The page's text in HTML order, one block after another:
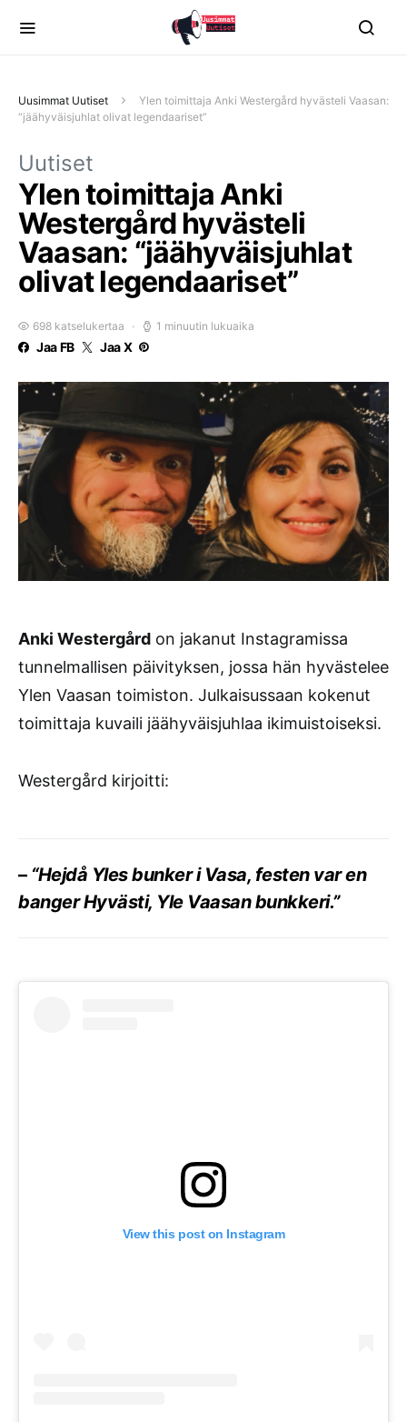
Uusimmat Uutiset
Ylen toimittaja Anki Westergård hyvästeli Vaasan:
“jäähyväisjuhlat olivat legendaariset”
Uutiset
Ylen toimittaja Anki
Westergård hyvästeli
Vaasan: “jäähyväisjuhlat
olivat legendaariset”
698 katselukertaa 1 minuutin lukuaika
Jaa FB Jaa X
Anki Westergård on jakanut Instagramissa
tunnelmallisen päivityksen, jossa hän hyvästelee
Ylen Vaasan toimiston. Julkaisussaan kokenut
toimittaja kuvaili jäähyväisjuhlaa ikimuistoiseksi.
Westergård kirjoitti:
– “Hejdå Yles bunker i Vasa, festen var en
banger Hyvästi, Yle Vaasan bunkkeri.”
View this post on Instagram